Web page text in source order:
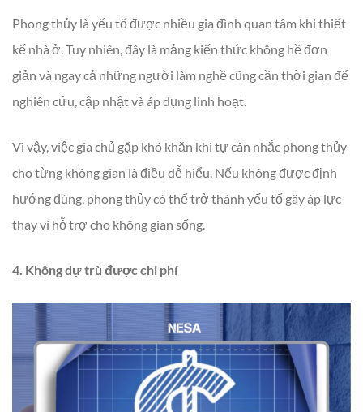
Phong thủy là yếu tố được nhiều gia đình quan tâm khi thiết
kế nhà ở. Tuy nhiên, đây là mảng kiến thức không hề đơn
giản và ngay cả những người làm nghề cũng cần thời gian để
nghiên cứu, cập nhật và áp dụng linh hoạt.
Vì vậy, việc gia chủ gặp khó khăn khi tự cân nhắc phong thủy
cho từng không gian là điều dễ hiểu. Nếu không được định
hướng đúng, phong thủy có thể trở thành yếu tố gây áp lực
thay vì hỗ trợ cho không gian sống.
4. Không dự trù được chi phí